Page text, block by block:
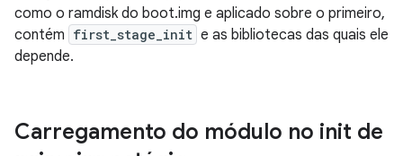
como o ramdisk do boot.img e aplicado sobre o primeiro,
contém first_stage_init e as bibliotecas das quais ele
depende.
Carregamento do módulo no init de